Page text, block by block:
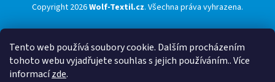
Tento web používá soubory cookie. Dalším procházením
tohoto webu vyjadřujete souhlas s jejich používáním.. Více
informacízde.
Copyright 2026Wolf-Textil.cz. Všechna práva vyhrazena.